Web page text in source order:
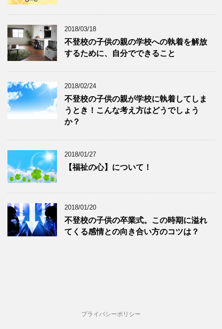
2018/03/18
不登校の子供の親の学校への執着を解放
するために、自分でできること
2018/02/24
不登校の子供の親が学校に執着してしま
うとき！こんな考え方はどうでしょう
か？
2018/01/27
【福祉の心】について！
2018/01/20
不登校の子供の卒業式。この時期に溢れ
てくる感情との向き合い方のコツは？
プライバシーポリシー